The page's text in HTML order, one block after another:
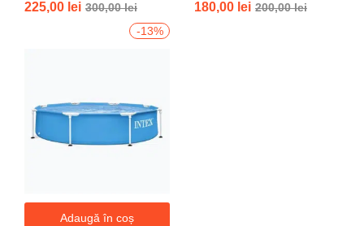
225,00 lei 300,00lei
5.00din 5
180,00 lei 200,00lei
-13%
Adaugă în coș